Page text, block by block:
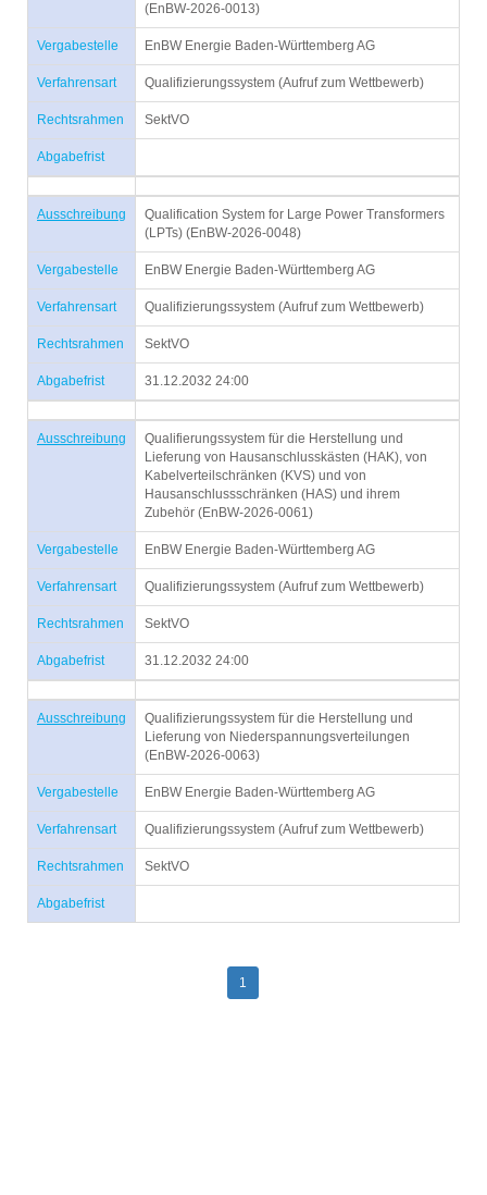
(EnBW-2026-0013)
Vergabestelle EnBW Energie Baden-Württemberg AG
Verfahrensart Qualifizierungssystem (Aufruf zum Wettbewerb)
Rechtsrahmen SektVO
Abgabefrist
Ausschreibung
Qualification System for Large Power Transformers
(LPTs) (EnBW-2026-0048)
Vergabestelle EnBW Energie Baden-Württemberg AG
Verfahrensart Qualifizierungssystem (Aufruf zum Wettbewerb)
Rechtsrahmen SektVO
Abgabefrist 31.12.2032 24:00
Ausschreibung
Qualifierungssystem für die Herstellung und
Lieferung von Hausanschlusskästen (HAK), von
Kabelverteilschränken (KVS) und von
Hausanschlussschränken (HAS) und ihrem
Zubehör (EnBW-2026-0061)
Vergabestelle EnBW Energie Baden-Württemberg AG
Verfahrensart Qualifizierungssystem (Aufruf zum Wettbewerb)
Rechtsrahmen SektVO
Abgabefrist 31.12.2032 24:00
Ausschreibung
Qualifizierungssystem für die Herstellung und
Lieferung von Niederspannungsverteilungen
(EnBW-2026-0063)
Vergabestelle EnBW Energie Baden-Württemberg AG
Verfahrensart Qualifizierungssystem (Aufruf zum Wettbewerb)
Rechtsrahmen SektVO
Abgabefrist
1